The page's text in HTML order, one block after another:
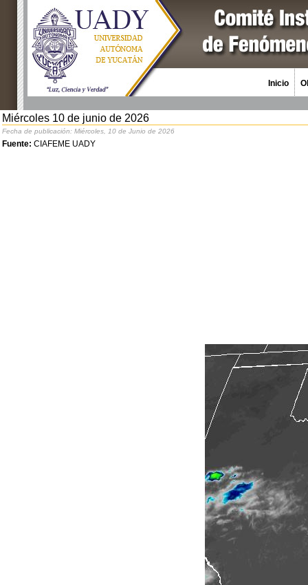
Inicio
Miércoles 10 de junio de 2026
Fecha de publicación: Miércoles, 10 de Junio de 2026
Fuente: CIAFEME UADY